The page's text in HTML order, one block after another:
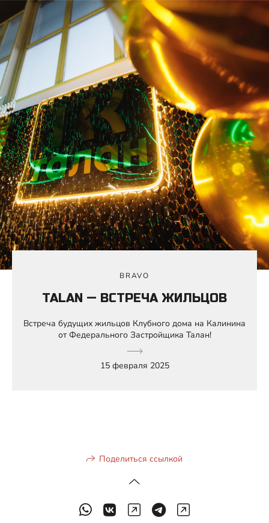
BRAVO
TALAN — ВСТРЕЧА ЖИЛЬЦОВ
Встреча будущих жильцов Клубного дома на Калинина
от Федерального Застройщика Талан!
15 февраля 2025
Поделиться ссылкой